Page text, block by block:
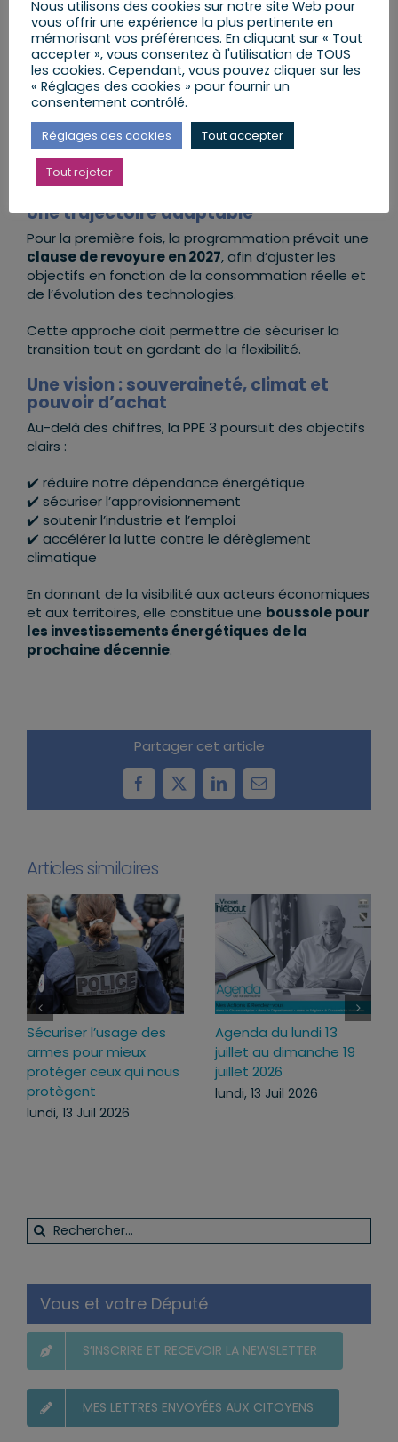
majeur
Ungrand plan d’électrificationdoit
accompagner la PPE dès 2026, autour de quatre
secteurs clés : l’industrie et l’artisanat, le bâtiment,
les transports, le numérique.
L’objectif est clair : remplacer progressivement les
énergies fossiles importées par une électricité bas-
carbone produite en France.
Une trajectoire adaptable
Pour la première fois, la programmation prévoit une
clause de revoyure en 2027, afin d’ajuster les
objectifs en fonction de la consommation réelle et
de l’évolution des technologies.
Cette approche doit permettre de sécuriser la
transition tout en gardant de la flexibilité.
Une vision : souveraineté, climat et
pouvoir d’achat
Au-delà des chiffres, la PPE 3 poursuit des objectifs
clairs :
✔️ réduire notre dépendance énergétique
✔️ sécuriser l’approvisionnement
✔️ soutenir l’industrie et l’emploi
✔️ accélérer la lutte contre le dérèglement
climatique
En donnant de la visibilité aux acteurs économiques
et aux territoires, elle constitue une boussole pour
les investissements énergétiques de la
prochaine décennie.
Partager cet article
Facebook
X LinkedInEmail
Articles similaires
Loi d’urgence agricole :
pourquoi j’ai voté pour
ce texte
mercredi, 22 Juil 2026
Projet de loi RIPOST :
des réponses
face aux atteintes à
l’ordre public du
Rechercher:
Vous et votre Député
S’INSCRIRE ET RECEVOIR LA NEWSLETTER
MES LETTRES ENVOYÉES AUX CITOYENS
Nous utilisons des cookies sur notre site Web pour
vous offrir une expérience la plus pertinente en
mémorisant vos préférences. En cliquant sur « Tout
accepter », vous consentez à l'utilisation de TOUS
les cookies. Cependant, vous pouvez cliquer sur les
« Réglages des cookies » pour fournir un
consentement contrôlé.
Réglages des cookies Tout accepter
Tout rejeter